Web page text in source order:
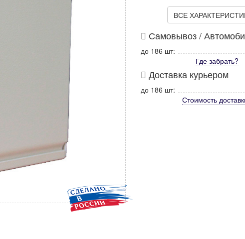
ВСЕ
Самовывоз /
до 186 шт:
Где забрать?
Доставка курьером
до 186 шт:
Стоимость